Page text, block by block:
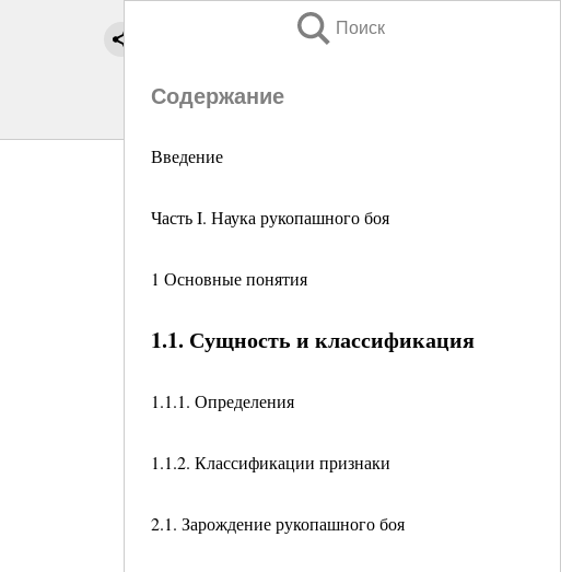
Поиск
Содержание
Введение
Часть I. Наука рукопашного боя
1 Основные понятия
1.1. Сущность и классификация
1.1.1. Определения
1.1.2. Классификации признаки
2.1. Зарождение рукопашного боя